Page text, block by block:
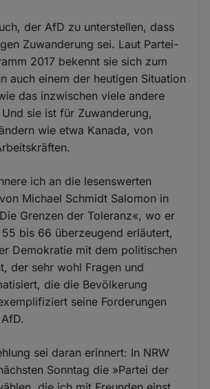
der AfD zu unterstellen, dass
Zuwanderung sei. Laut Partei-
2017 bekennt sie sich zum
auch einem der heutigen Situation
das inzwischen viele andere
sie ist für Zuwanderung,
wie etwa Kanada, von
ich an die lesenswerten
Michael Schmidt Salomon in
Grenzen der Toleranz«, wo er
bis 66 überzeugend erläutert,
Demokratie mit dem politischen
der sehr wohl Fragen und
die die Bevölkerung
seine Forderungen
sei daran erinnert: In NRW
Sonntag die »Partei der